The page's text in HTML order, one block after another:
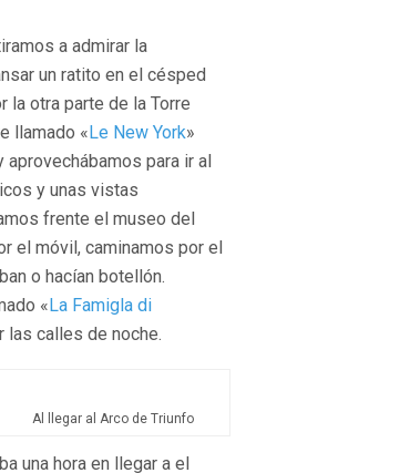
a admirar la
un ratito en el césped
la otra parte de la Torre
llamado «Le New York»
para ir al
y unas vistas
frente el museo del
el móvil, caminamos por el
o hacían botellón.
«La Famigla di
las calles de noche.
Al llegar al Arco de Triunfo
una hora en llegar a el